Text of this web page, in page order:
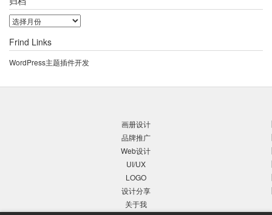
归
档
Frind Links
WordPress主题插件开发
画册设计
品牌推广
Web设计
UI/UX
LOGO
设计分享
关于我